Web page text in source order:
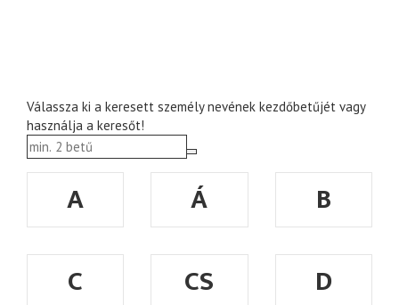
Válassza ki a keresett személy nevének kezdőbetűjét vagy
használja a keresőt!
A Á
B
C
CS
D